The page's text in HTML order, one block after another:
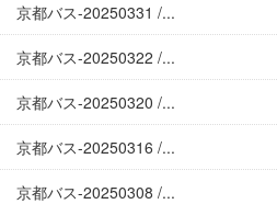
京都バス-20250331 /...
京都バス-20250322 /...
京都バス-20250320 /...
京都バス-20250316 /...
京都バス-20250308 /...